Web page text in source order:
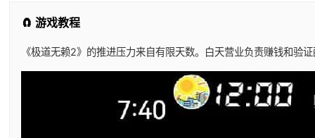
🧲 游戏教程
《极道无赖2》的推进压力来自有限天数。白天营业负责赚钱和验